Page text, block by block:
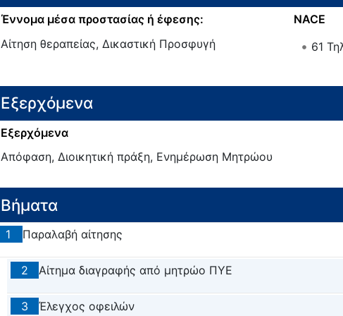
Έννομα μέσα προστασίας ή έφεσης:
Αίτηση θεραπείας, Δικαστική Προσφυγή
NACE
61
Εξερχόμενα
Εξερχόμενα
Απόφαση, Διοικητική πράξη, Ενημέρωση Μητρώου
Βήματα
1 Παραλαβή αίτησης
2 Αίτημα διαγραφής από μητρώο ΠΥΕ
3 Έλεγχος οφειλών